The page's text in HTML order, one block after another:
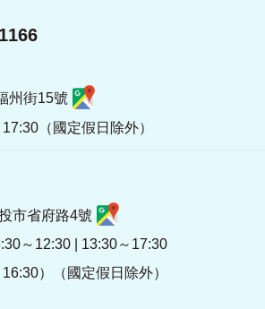
州街15號
（國定假日除外）
市省府路4號
～12:30 | 13:30～17:30
）（國定假日除外）